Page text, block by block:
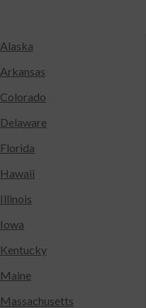
Alaska
Arkansas
Colorado
Delaware
Florida
Hawaii
Illinois
Iowa
Kentucky
Maine
Massachusetts